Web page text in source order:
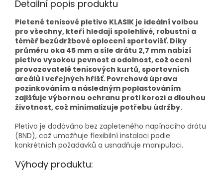
Detailní popis produktu
Pletené tenisové pletivo KLASIK je ideální volbou
pro všechny, kteří hledají spolehlivé, robustní a
téměř bezúdržbové oplocení sportovišť. Díky
průměru oka 45 mm a síle drátu 2,7 mm nabízí
pletivo vysokou pevnost a odolnost, což ocení
provozovatelé tenisových kurtů, sportovních
areálů i veřejných hřišť. Povrchová úprava
pozinkováním a následným poplastováním
zajišťuje výbornou ochranu proti korozi a dlouhou
životnost, což minimalizuje potřebu údržby.
Pletivo je dodáváno bez zapleteného napínacího drátu
(BND), což umožňuje flexibilní instalaci podle
konkrétních požadavků a usnadňuje manipulaci.
Výhody produktu: